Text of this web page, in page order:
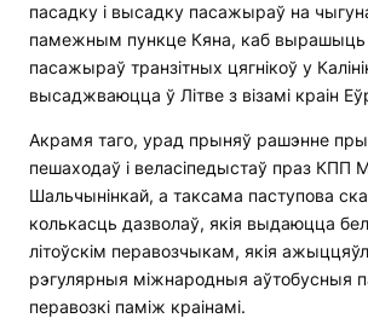
пасадку і высадку пасажыраў на
памежным пункце Кяна, каб
пасажыраў транзітных цягнікоў у
высаджваюцца ў Літве з візамі краін
Акрамя таго, урад прыняў рашэнне
пешаходаў і веласіпедыстаў праз КПП
Шальчынінкай, а таксама паступова
колькасць дазволаў, якія выдаюцца
літоўскім перавозчыкам, якія
рэгулярныя міжнародныя аўтобусныя
перавозкі паміж краінамі.